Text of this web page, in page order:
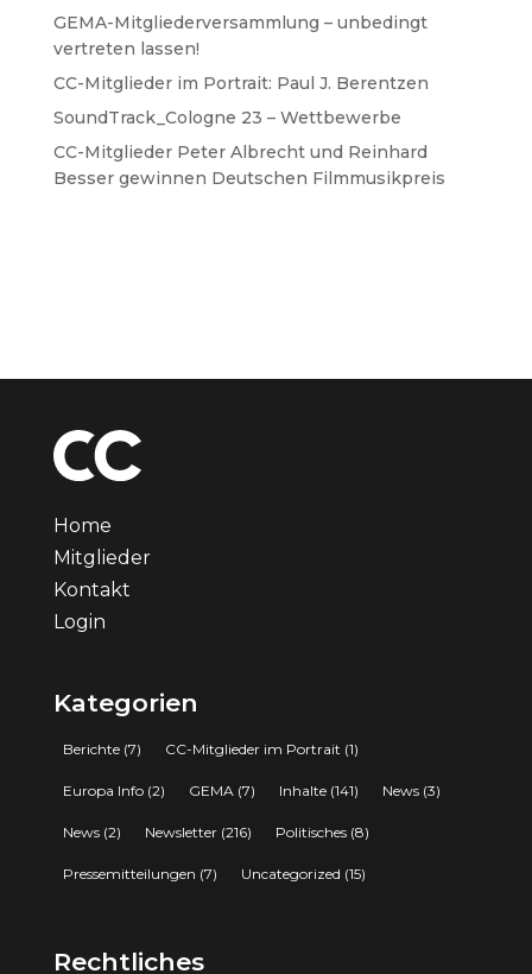
GEMA-Mitgliederversammlung – unbedingt
vertreten lassen!
CC-Mitglieder im Portrait: Paul J. Berentzen
SoundTrack_Cologne 23 – Wettbewerbe
CC-Mitglieder Peter Albrecht und Reinhard
Besser gewinnen Deutschen Filmmusikpreis
Home
Mitglieder
Kontakt
Login
Kategorien
Berichte(7) CC-Mitglieder im Portrait (1)
Europa Info(2) GEMA(7) Inhalte(141) News(3)
News(2) Newsletter(216) Politisches(8)
Pressemitteilungen (7) Uncategorized (15)
Rechtliches